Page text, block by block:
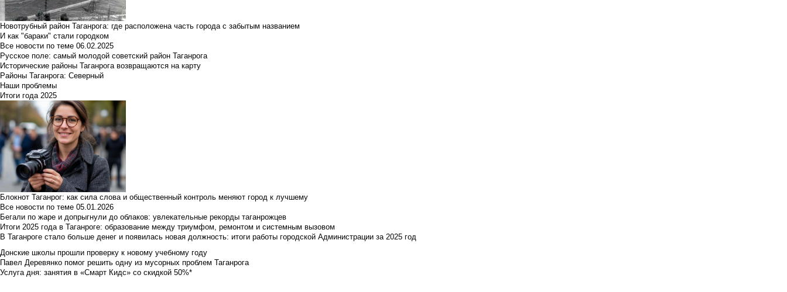
Новотрубный район Таганрога: где расположена часть города с забытым названием
И как "бараки" стали городком
Все новости по теме 06.02.2025
Русское поле: самый молодой советский район Таганрога
Исторические районы Таганрога возвращаются на карту
Районы Таганрога: Северный
Наши проблемы
Итоги года 2025
Блокнот Таганрог: как сила слова и общественный контроль меняют город к лучшему
Все новости по теме 05.01.2026
Бегали по жаре и допрыгнули до облаков: увлекательные рекорды таганрожцев
Итоги 2025 года в Таганроге: образование между триумфом, ремонтом и системным вызовом
В Таганроге стало больше денег и появилась новая должность: итоги работы городской Администрации за 2025 год
Донские школы прошли проверку к новому учебному году
Павел Деревянко помог решить одну из мусорных проблем Таганрога
Услуга дня: занятия в «Смарт Кидс» со скидкой 50%*